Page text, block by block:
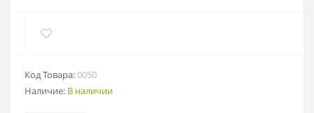
Код Товара:0050
Наличие: В наличии